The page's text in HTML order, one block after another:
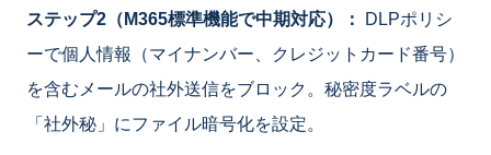
ステップ2（M365標準機能で中期対応）：
DLPポリシ
ーで個人情報（マイナンバー、クレジットカード番号）
を含むメールの社外送信をブロック。秘密度ラベルの
「社外秘」にファイル暗号化を設定。